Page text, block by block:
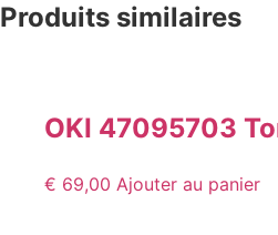
Produits similaires
OKI 47095703
€ 69,00 Ajouter au panier